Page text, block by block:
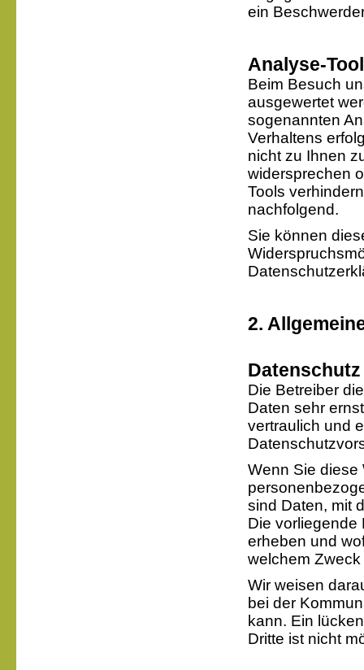
ein
Analyse-
Beim Besuch
ausgewertet
sogenannten
Verhaltens
nicht zu Ihnen
widersprechen
Tools
nachfolgend.
Sie können
2.
Datenschutz
Die Betreiber
Daten sehr
vertraulich und
Wenn Sie diese
sind Daten, mit
Die vorliegende
erheben und
welchem
Wir weisen
bei der
kann. Ein
Dritte ist nicht